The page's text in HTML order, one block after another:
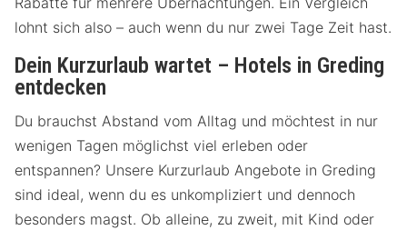
lohnt sich also – auch wenn du nur zwei Tage Zeit hast.
Dein Kurzurlaub wartet – Hotels in Greding
entdecken
Du brauchst Abstand vom Alltag und möchtest in nur
wenigen Tagen möglichst viel erleben oder
entspannen? Unsere Kurzurlaub Angebote in Greding
sind ideal, wenn du es unkompliziert und dennoch
besonders magst. Ob alleine, zu zweit, mit Kind oder